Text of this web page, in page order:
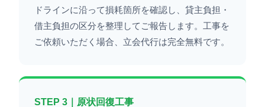
ドラインに沿って損耗箇所を確認し、貸主負担・
借主負担の区分を整理してご報告します。工事を
ご依頼いただく場合、立会代行は完全無料です。
STEP 3｜原状回復工事